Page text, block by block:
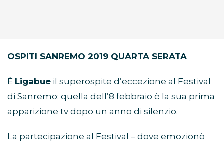
OSPITI SANREMO 2019 QUARTA SERATA
È Ligabue il superospite d’eccezione al Festival
di Sanremo: quella dell’8 febbraio è la sua prima
apparizione tv dopo un anno di silenzio.
La partecipazione al Festival – dove emozionò